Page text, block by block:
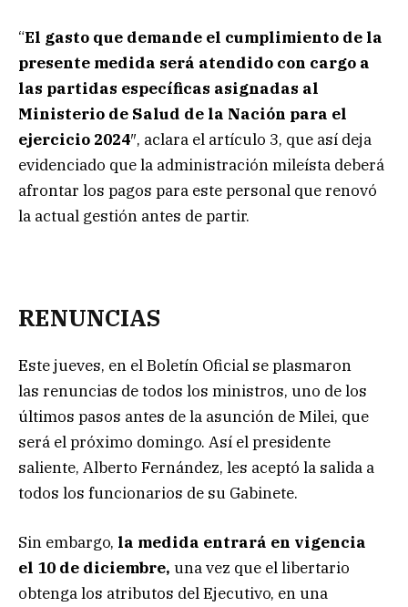
“El gasto que demande el cumplimiento de la
presente medida será atendido con cargo a
las partidas específicas asignadas al
Ministerio de Salud de la Nación para el
ejercicio 2024″, aclara el artículo 3, que así deja
evidenciado que la administración mileísta deberá
afrontar los pagos para este personal que renovó
la actual gestión antes de partir.
RENUNCIAS
Este jueves, en el Boletín Oficial se plasmaron
las renuncias de todos los ministros, uno de los
últimos pasos antes de la asunción de Milei, que
será el próximo domingo. Así el presidente
saliente, Alberto Fernández, les aceptó la salida a
todos los funcionarios de su Gabinete.
Sin embargo, la medida entrará en vigencia
el 10 de diciembre, una vez que el libertario
obtenga los atributos del Ejecutivo, en una